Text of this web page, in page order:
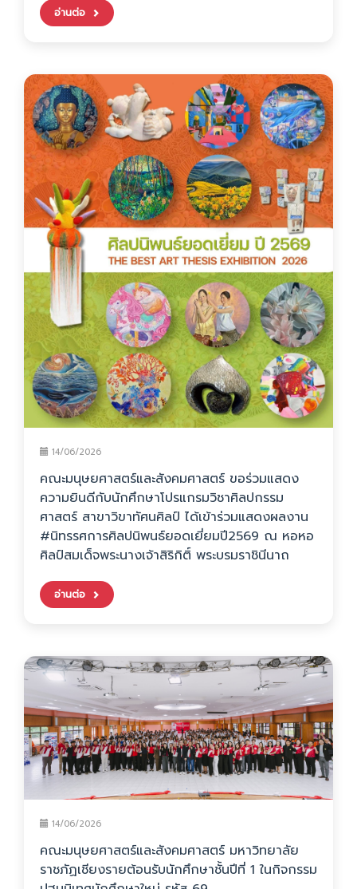
อ่านต่อ
14/06/2026
คณะมนุษยศาสตร์และสังคมศาสตร์ ขอร่วมแสดง
ความยินดีกับนักศึกษาโปรแกรมวิชาศิลปกรรม
ศาสตร์ สาขาวิขาทัศนศิลป์ ได้เข้าร่วมแสดงผลงาน
#นิทรรศการศิลปนิพนธ์ยอดเยี่ยมปี2569 ณ หอหอ
ศิลป์สมเด็จพระนางเจ้าสิริกิติ์ พระบรมราชินีนาถ
อ่านต่อ
14/06/2026
คณะมนุษยศาสตร์และสังคมศาสตร์ มหาวิทยาลัย
ราชภัฏเชียงรายต้อนรับนักศึกษาชั้นปีที่ 1 ในกิจกรรม